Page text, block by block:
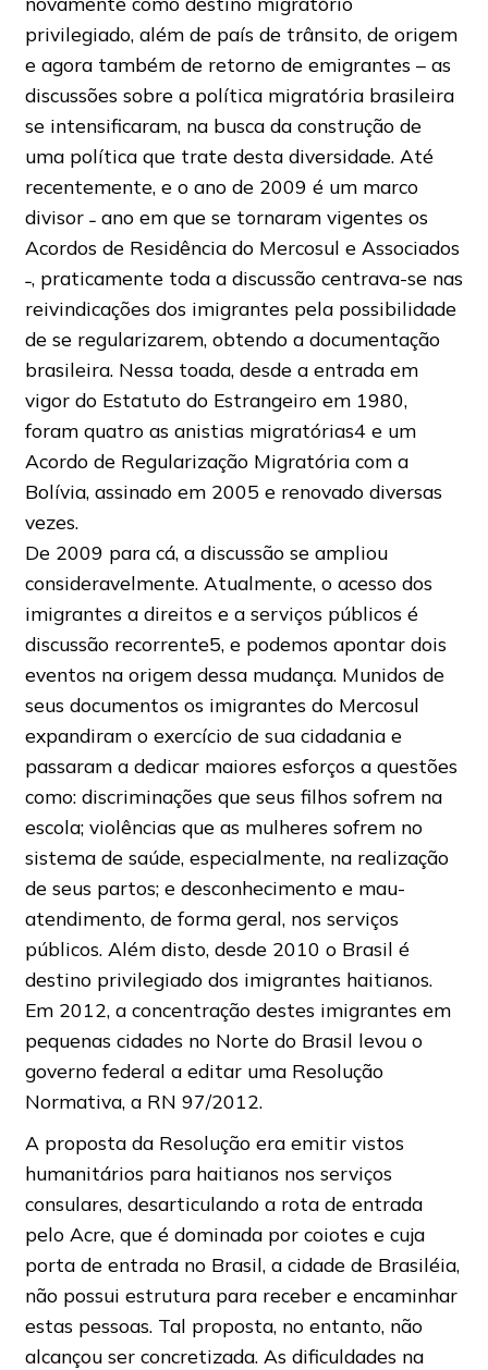
privilegiado, além de país de trânsito, de origem
e agora também de retorno de emigrantes – as
discussões sobre a política migratória brasileira
se intensificaram, na busca da construção de
uma política que trate desta diversidade. Até
recentemente, e o ano de 2009 é um marco
divisor ˗ ano em que se tornaram vigentes os
Acordos de Residência do Mercosul e Associados
˗, praticamente toda a discussão centrava-se nas
reivindicações dos imigrantes pela possibilidade
de se regularizarem, obtendo a documentação
brasileira. Nessa toada, desde a entrada em
vigor do Estatuto do Estrangeiro em 1980,
foram quatro as anistias migratórias4 e um
Acordo de Regularização Migratória com a
Bolívia, assinado em 2005 e renovado diversas
vezes.
De 2009 para cá, a discussão se ampliou
consideravelmente. Atualmente, o acesso dos
imigrantes a direitos e a serviços públicos é
discussão recorrente5, e podemos apontar dois
eventos na origem dessa mudança. Munidos de
seus documentos os imigrantes do Mercosul
expandiram o exercício de sua cidadania e
passaram a dedicar maiores esforços a questões
como: discriminações que seus filhos sofrem na
escola; violências que as mulheres sofrem no
sistema de saúde, especialmente, na realização
de seus partos; e desconhecimento e mau-
atendimento, de forma geral, nos serviços
públicos. Além disto, desde 2010 o Brasil é
destino privilegiado dos imigrantes haitianos.
Em 2012, a concentração destes imigrantes em
pequenas cidades no Norte do Brasil levou o
governo federal a editar uma Resolução
Normativa, a RN 97/2012.
A proposta da Resolução era emitir vistos
humanitários para haitianos nos serviços
consulares, desarticulando a rota de entrada
pelo Acre, que é dominada por coiotes e cuja
porta de entrada no Brasil, a cidade de Brasiléia,
não possui estrutura para receber e encaminhar
estas pessoas. Tal proposta, no entanto, não
alcançou ser concretizada. As dificuldades na